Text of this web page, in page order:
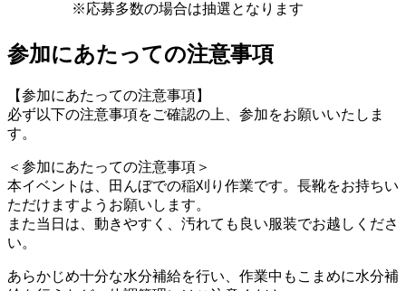
※応募多数の場合は抽選となります
参加にあたっての注意事項
【参加にあたっての注意事項】
必ず以下の注意事項をご確認の上、参加をお願いいたしま
す。
＜参加にあたっての注意事項＞
本イベントは、田んぼでの稲刈り作業です。長靴をお持ちい
ただけますようお願いします。
また当日は、動きやすく、汚れても良い服装でお越しくださ
い。
あらかじめ十分な水分補給を行い、作業中もこまめに水分補